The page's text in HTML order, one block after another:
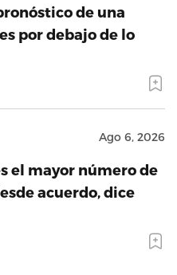
de una
por debajo de lo
Ago 6, 2026
el mayor número de
acuerdo, dice